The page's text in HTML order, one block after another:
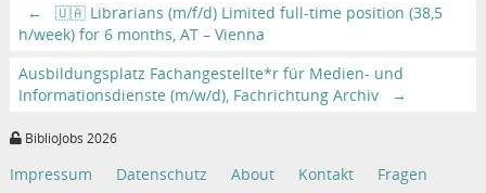
←
🇺🇦 Librarians (m/f/d) Limited full-time position (38,5
h/week) for 6 months, AT – Vienna
Ausbildungsplatz Fachangestellte*r für Medien- und
Informationsdienste (m/w/d), Fachrichtung Archiv
→
BiblioJobs 2026
Impressum Datenschutz About Kontakt Fragen